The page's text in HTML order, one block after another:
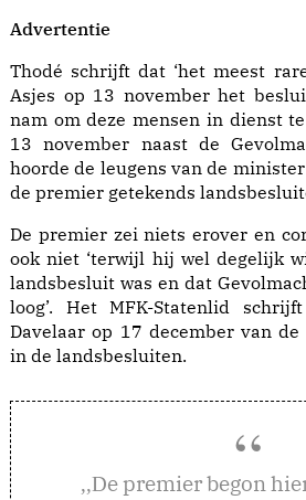
Advertentie
Thodé schrijft dat ‘het meest
Asjes op 13 november het
nam om deze mensen in dienst
13 november naast de
hoorde de leugens van de
de premier getekends
De premier zei niets erover en
ook niet ‘terwijl hij wel degelijk
landsbesluit was en dat
loog’. Het MFK-Statenlid
Davelaar op 17 december van
in de landsbesluiten.
,,De premier begon